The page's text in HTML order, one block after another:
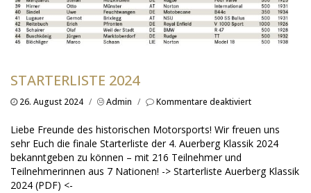
STARTERLISTE 2024
26. August 2024 / Admin / Kommentare deaktiviertfür
Liebe Freunde des historischen Motorsports! Wir freuen uns
sehr Euch die finale Starterliste der 4. Auerberg Klassik 2024
bekanntgeben zu können – mit 216 Teilnehmer und
Teilnehmerinnen aus 7 Nationen! -> Starterliste Auerberg Klassik
2024 (PDF) <-